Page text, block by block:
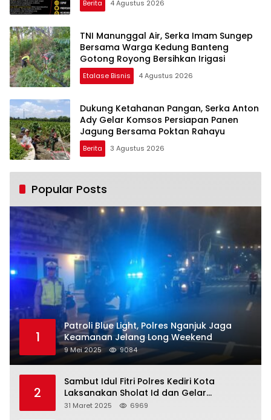
Kecelakaan Lalu Lintas
Berita 4 Agustus 2026
TNI Manunggal Air, Serka Imam Sungep
Bersama Warga Kedung Banteng
Gotong Royong Bersihkan Irigasi
Etalase Bisnis 4 Agustus 2026
Dukung Ketahanan Pangan, Serka Anton
Ady Gelar Komsos Persiapan Panen
Jagung Bersama Poktan Rahayu
Berita 3 Agustus 2026
Popular Posts
1
Patroli Blue Light, Polres Nganjuk Jaga
Keamanan Jelang Long Weekend
9 Mei 2025 9084
2
Sambut Idul Fitri Polres Kediri Kota
Laksanakan Sholat Id dan Gelar
Halalbihalal
31 Maret 2025 6969